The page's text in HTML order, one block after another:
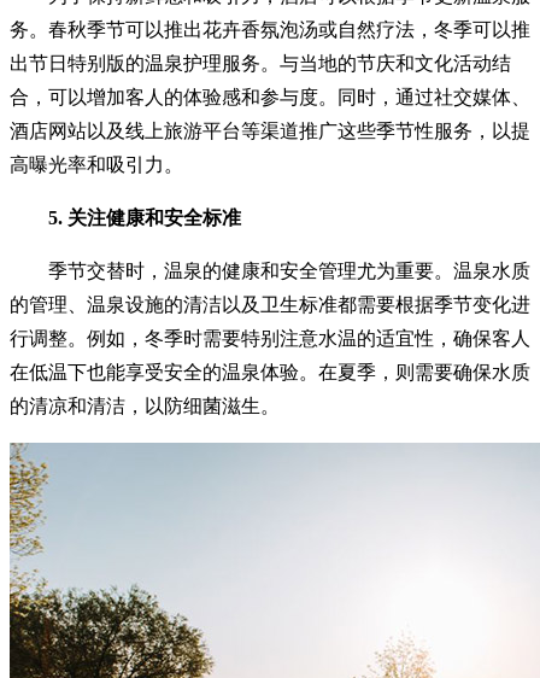
务。春秋季节可以推出花卉香氛泡汤或自然疗法，冬季可以推
出节日特别版的温泉护理服务。与当地的节庆和文化活动结
合，可以增加客人的体验感和参与度。同时，通过社交媒体、
酒店网站以及线上旅游平台等渠道推广这些季节性服务，以提
高曝光率和吸引力。
5. 关注健康和安全标准
季节交替时，温泉的健康和安全管理尤为重要。温泉水质
的管理、温泉设施的清洁以及卫生标准都需要根据季节变化进
行调整。例如，冬季时需要特别注意水温的适宜性，确保客人
在低温下也能享受安全的温泉体验。在夏季，则需要确保水质
的清凉和清洁，以防细菌滋生。